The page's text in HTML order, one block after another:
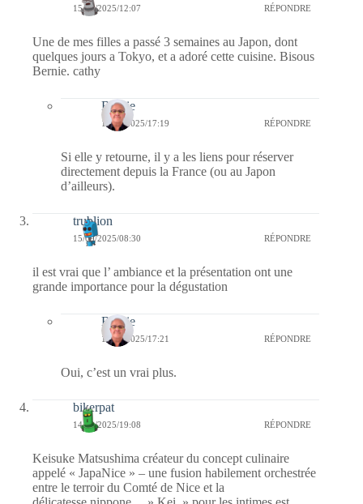
15/09/2025/12:07 RÉPONDRE
Une de mes filles a passé 3 semaines au Japon, dont
quelques jours a Tokyo, et a adoré cette cuisine. Bisous
Bernie. cathy
Bernie
17/09/2025/17:19 RÉPONDRE
Si elle y retourne, il y a les liens pour réserver
directement depuis la France (ou au Japon
d’ailleurs).
trublion
15/09/2025/08:30 RÉPONDRE
il est vrai que l’ ambiance et la présentation ont une
grande importance pour la dégustation
Bernie
17/09/2025/17:21 RÉPONDRE
Oui, c’est un vrai plus.
bikerpat
14/09/2025/19:08 RÉPONDRE
Keisuke Matsushima créateur du concept culinaire
appelé « JapaNice » – une fusion habilement orchestrée
entre le terroir du Comté de Nice et la